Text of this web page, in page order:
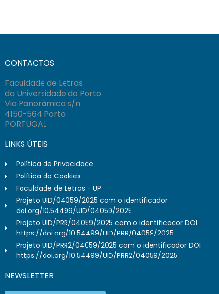
CONTACTOS
Faculdade de Letras
da Universidade do Porto
Via Panorâmica s/n
4150-564 Porto
PORTUGAL
LINKS ÚTEIS
Política de Privacidade
Política de Cookies
Faculdade de Letras - UP
Projeto UID/04059/2025 com o identificador
doi.org/10.54499/UID/04059/2025
Projeto UID/PRR/04059/2025 com o identificador DOI
https://doi.org/10.54499/UID/PRR/04059/2025
Projeto UID/PRR2/04059/2025 com o identificador DOI
https://doi.org/10.54499/UID/PRR2/04059/2025
NEWSLETTER